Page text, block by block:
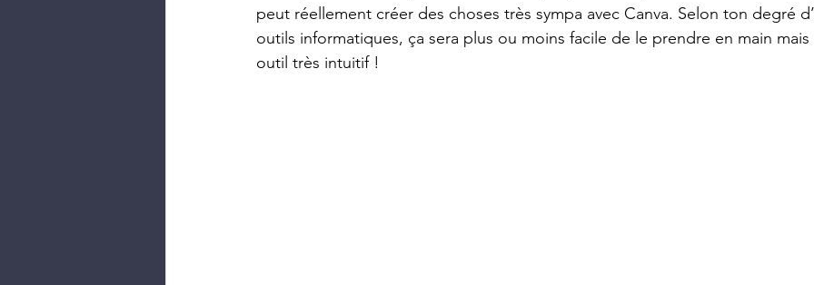
peut réellement créer des choses très sympa avec Canva. Selon ton degré
outils informatiques, ça sera plus ou moins facile de le prendre en main
outil très intuitif !